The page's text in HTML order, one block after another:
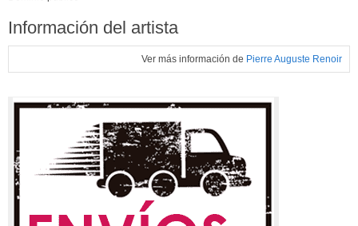
Información del artista
Ver más información de Pierre Auguste Renoir